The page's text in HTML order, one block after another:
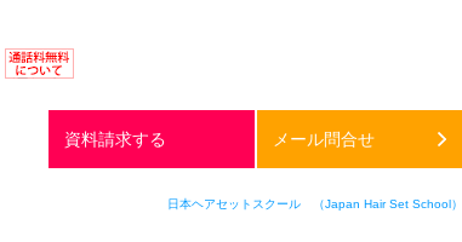
無料
資料請求する メール問合せ
日本ヘアセットスクール （Japan Hair Set School）